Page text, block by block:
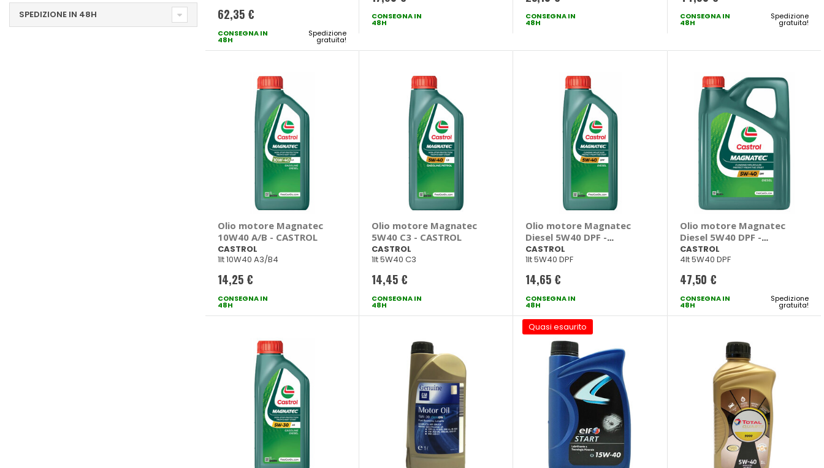
62,35 €
CONSEGNA IN
48H
Spedizione
gratuita!
CONSEGNA IN
48H
CONSEGNA IN
48H
CONSEGNA IN
48H
Spedizione
gratuita!
Olio motore Magnatec
10W40 A/B - CASTROL
CASTROL
1lt 10W40 A3/B4
14,25 €
CONSEGNA IN
48H
Olio motore Magnatec
5W40 C3 - CASTROL
CASTROL
1lt 5W40 C3
14,45 €
CONSEGNA IN
48H
Olio motore Magnatec
Diesel 5W40 DPF -
CASTROL
CASTROL
1lt 5W40 DPF
14,65 €
CONSEGNA IN
48H
Olio motore Magnatec
Diesel 5W40 DPF -
CASTROL
CASTROL
4lt 5W40 DPF
47,50 €
CONSEGNA IN
48H
Spedizione
gratuita!
Quasi esaurito
SPEDIZIONE IN 48H